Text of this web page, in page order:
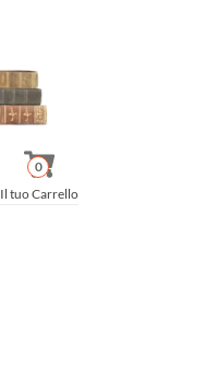
Il tuo Carrello
0